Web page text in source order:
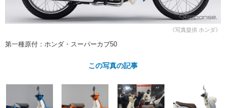
フィルム・ラッピング
ストップ 不具合修理＆粗悪修理
カーメーカー「旧車」関連プロジェ
クト
コラム
ショップ紹介
《写真提供 ホンダ》
第一種原付：ホンダ・スーパーカブ50
この写真の記事